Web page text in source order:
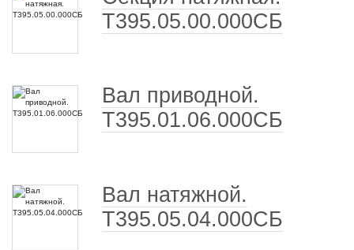
Т395.05.00.000СБ
Вал приводной.
Т395.01.06.000СБ
Вал натяжной.
Т395.05.04.000СБ